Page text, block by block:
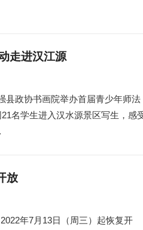
走进汉江源
县政协书画院举办首届青少年师法
名学生进入汉水源景区写生，感
放
年7月13日（周三）起恢复开